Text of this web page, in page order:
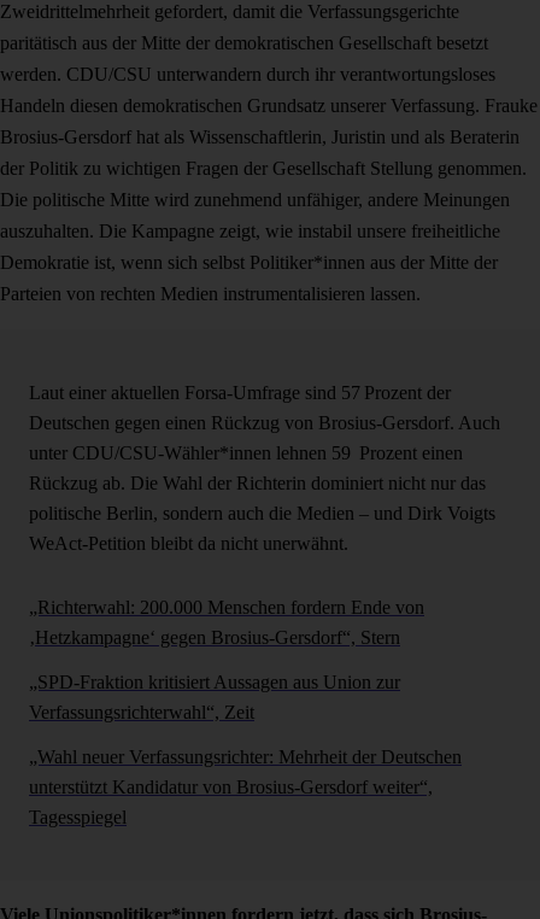
Zweidrittelmehrheit gefordert, damit die Verfassungsgerichte
paritätisch aus der Mitte der demokratischen Gesellschaft besetzt
werden. CDU/CSU unterwandern durch ihr verantwortungsloses
Handeln diesen demokratischen Grundsatz unserer Verfassung. Frauke
Brosius-Gersdorf hat als Wissenschaftlerin, Juristin und als Beraterin
der Politik zu wichtigen Fragen der Gesellschaft Stellung genommen.
Die politische Mitte wird zunehmend unfähiger, andere Meinungen
auszuhalten. Die Kampagne zeigt, wie instabil unsere freiheitliche
Demokratie ist, wenn sich selbst Politiker*innen aus der Mitte der
Parteien von rechten Medien instrumentalisieren lassen.
Laut einer aktuellen Forsa-Umfrage sind 57 Prozent der
Deutschen gegen einen Rückzug von Brosius-Gersdorf. Auch
unter CDU/CSU-Wähler*innen lehnen 59 Prozent einen
Rückzug ab. Die Wahl der Richterin dominiert nicht nur das
politische Berlin, sondern auch die Medien – und Dirk Voigts
WeAct-Petition bleibt da nicht unerwähnt.
„Richterwahl: 200.000 Menschen fordern Ende von
‚Hetzkampagne‘ gegen Brosius-Gersdorf“, Stern
„SPD-Fraktion kritisiert Aussagen aus Union zur
Verfassungsrichterwahl“, Zeit
„Wahl neuer Verfassungsrichter: Mehrheit der Deutschen
unterstützt Kandidatur von Brosius-Gersdorf weiter“,
Tagesspiegel